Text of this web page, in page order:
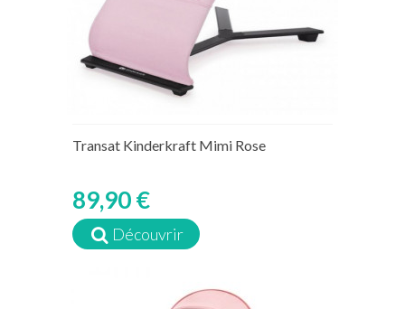
Transat Kinderkraft Mimi Rose
89,90 €
Découvrir